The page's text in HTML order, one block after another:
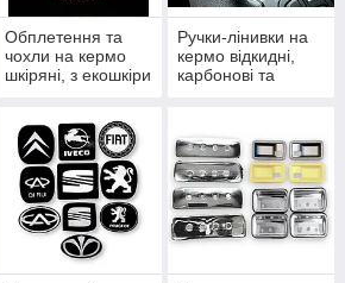
Обплетення та
чохли на кермо
шкіряні, з екошкіри
Ручки-лінивки на
кермо відкидні,
карбонові та